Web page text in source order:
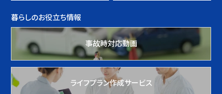
暮らしのお役立ち情報
事故時対応動画
ライフプラン作成サービス